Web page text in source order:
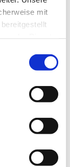
mit